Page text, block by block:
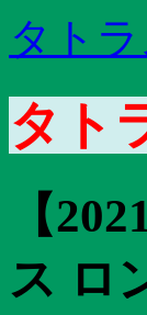
タト
タト
【
ス ロ